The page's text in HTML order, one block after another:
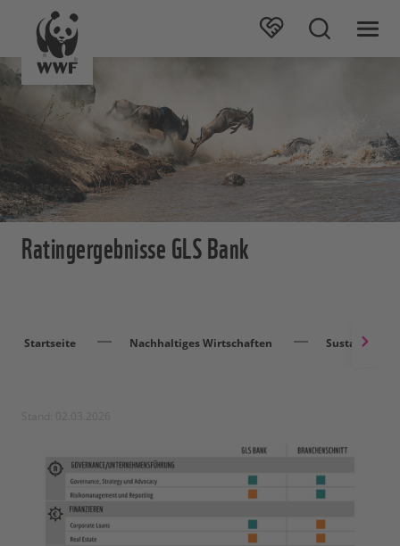
Ratingergebnisse GLS Bank
Startseite Nachhaltiges Wirtschaften Sustainable